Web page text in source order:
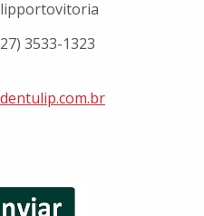
3533-1323
br